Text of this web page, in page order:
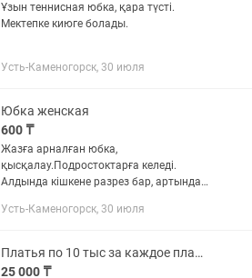
Ұзын теннисная юбка, қара түсті.
Мектепке киюге болады.
Усть-Каменогорск, 30 июля
Юбка женская
600 ₸
Жазға арналған юбка,
қысқалау.Подростоктарға келеді.
Алдында кішкене разрез бар, артында
тұрмайды.
Усть-Каменогорск, 30 июля
Платья по 10 тыс за каждое платье, без торга. Юбка итальянский бренд, люкс,
25 000 ₸